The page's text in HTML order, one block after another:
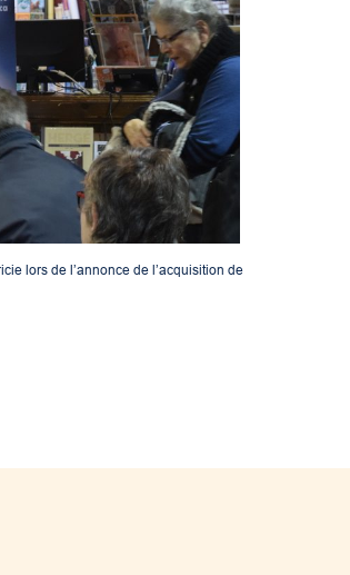
lors de l’annonce de l’acquisition de